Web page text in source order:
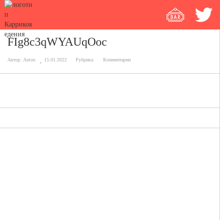
FIg8c3qWYAUqOoc
Автор: Anton 15.01.2022 Рубрика: Комментарии